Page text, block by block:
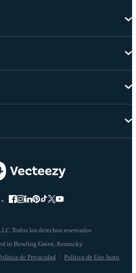
Todos los derechos reservados
de Privacidad Política de Uso Justo